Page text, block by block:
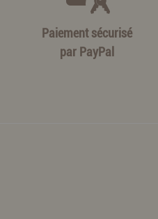
Paiement sécurisé
par PayPal